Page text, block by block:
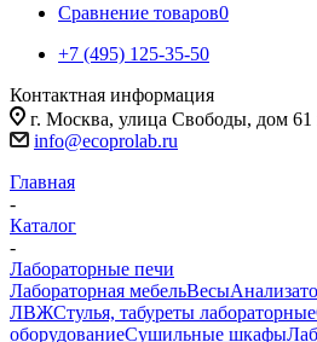
Сравнение товаров0
+7 (495) 125-35-50
Контактная информация
г. Москва, улица Свободы, дом 61
info@ecoprolab.ru
Главная
-
Каталог
-
Лабораторные печи
Лабораторная мебельВесы
ЛВЖСтулья, табуреты лабораторные
оборудованиеСушильные шкафы